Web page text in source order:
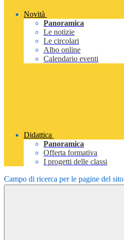
Novità
Panoramica
Le notizie
Le circolari
Albo online
Calendario eventi
Didattica
Panoramica
Offerta formativa
I progetti delle classi
Campo di ricerca per le pagine del sito